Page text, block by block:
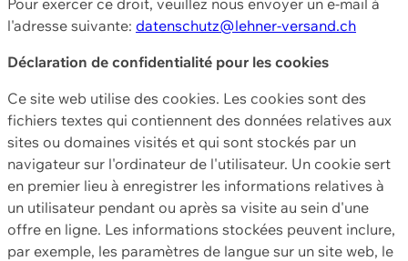
l'adresse suivante: datenschutz@lehner-versand.ch
Déclaration de confidentialité pour les cookies
Ce site web utilise des cookies. Les cookies sont des
fichiers textes qui contiennent des données relatives aux
sites ou domaines visités et qui sont stockés par un
navigateur sur l'ordinateur de l'utilisateur. Un cookie sert
en premier lieu à enregistrer les informations relatives à
un utilisateur pendant ou après sa visite au sein d'une
offre en ligne. Les informations stockées peuvent inclure,
par exemple, les paramètres de langue sur un site web, le